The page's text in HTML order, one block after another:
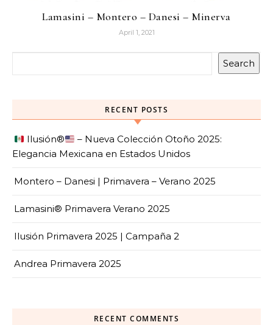
Lamasini – Montero – Danesi – Minerva
April 1, 2021
Search
RECENT POSTS
Ilusión®️
– Nueva Colección Otoño 2025:
Elegancia Mexicana en Estados Unidos
Montero – Danesi | Primavera – Verano 2025
Lamasini® Primavera Verano 2025
Ilusión Primavera 2025 | Campaña 2
Andrea Primavera 2025
RECENT COMMENTS